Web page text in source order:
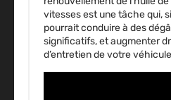
vitesses est une tâche qui,
pourrait conduire à des
significatifs, et augmenter
d’entretien de votre